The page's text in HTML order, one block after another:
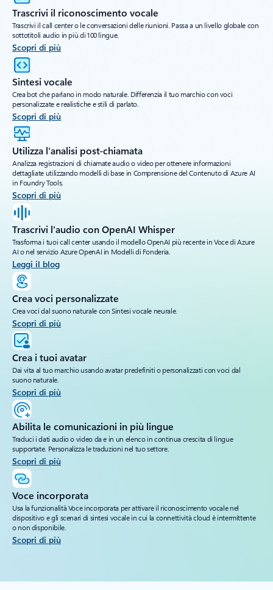
Trascrivi il riconoscimento vocale
Trascrivi il call center o le conversazioni delle riunioni. Passa a un livello globale con
sottotitoli audio in più di 100 lingue.
Scopri di più
Sintesi vocale
Crea bot che parlano in modo naturale. Differenzia il tuo marchio con voci
personalizzate e realistiche e stili di parlato.
Scopri di più
Utilizza l'analisi post-chiamata
Analizza registrazioni di chiamate audio o video per ottenere informazioni
dettagliate utilizzando modelli di base in Comprensione del Contenuto di Azure AI
in Foundry Tools.
Scopri di più
Trascrivi l'audio con OpenAI Whisper
Trasforma i tuoi call center usando il modello OpenAI più recente in Voce di Azure
AI o nel servizio Azure OpenAI in Modelli di Fonderia.
Leggi il blog
Crea voci personalizzate
Crea voci dal suono naturale con Sintesi vocale neurale.
Scopri di più
Crea i tuoi avatar
Dai vita al tuo marchio usando avatar predefiniti o personalizzati con voci dal
suono naturale.
Scopri di più
Abilita le comunicazioni in più lingue
Traduci i dati audio o video da e in un elenco in continua crescita di lingue
supportate. Personalizza le traduzioni nel tuo settore.
Scopri di più
Voce incorporata
Usa la funzionalità Voce incorporata per attivare il riconoscimento vocale nel
dispositivo e gli scenari di sintesi vocale in cui la connettività cloud è intermittente
o non disponibile.
Scopri di più